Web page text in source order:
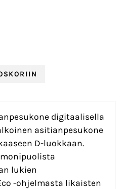
digitaalisella
asitianpesukone
D-luokkaan.
lukien
-ohjelmasta likaisten